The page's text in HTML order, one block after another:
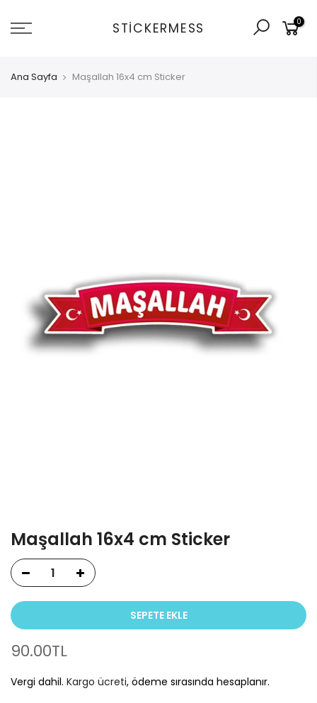
git
STICKERMESS 0
Ana Sayfa Maşallah 16x4 cm Sticker
Maşallah 16x4 cm Sticker
SEPETE EKLE
90.00TL
Vergi dahil. Kargo ücreti, ödeme sırasında hesaplanır.